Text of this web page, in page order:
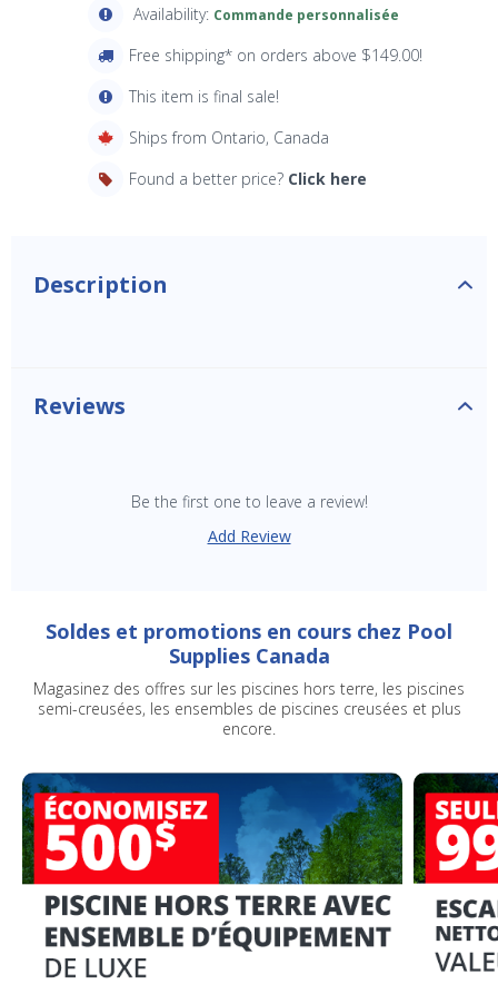
Availability: Commande personnalisée
Free shipping* on orders above $149.00!
This item is final sale!
Ships from Ontario, Canada
Found a better price? Click here
Description
Reviews
Be the first one to leave a review!
Add Review
Soldes et promotions en cours chez Pool
Supplies Canada
Magasinez des offres sur les piscines hors terre, les piscines
semi-creusées, les ensembles de piscines creusées et plus
encore.